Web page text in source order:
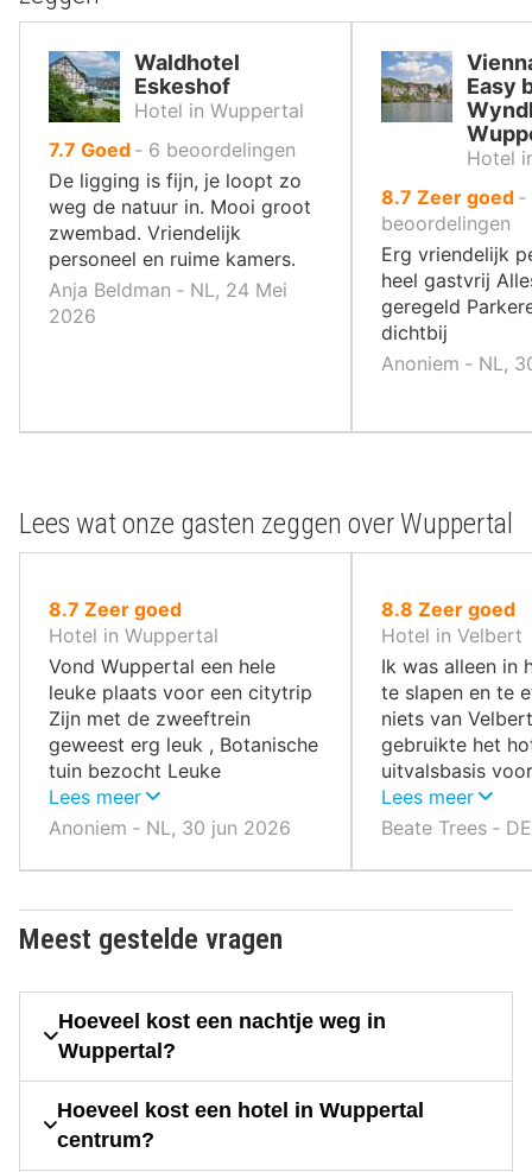
Waldhotel
Eskeshof
Hotel in Wuppertal
7.7 uit
10
,
Goed ‐ 6 beoordelingen
De ligging is fijn, je loopt zo
weg de natuur in. Mooi groot
zwembad. Vriendelijk
personeel en ruime kamers.
Anja Beldman ‐ NL, 24 Mei
2026
Easy
Hotel
8.7 uit
10
Zeer goed ‐
beoordelingen
Erg vriendelijk
heel gastvrij
geregeld
dichtbij
Anoniem ‐ NL,
Lees wat onze gasten zeggen over Wuppertal
8.7 uit
10
,
Zeer goed
Hotel in Wuppertal
Vond Wuppertal een hele
leuke plaats voor een citytrip
Zijn met de zweeftrein
geweest erg leuk , Botanische
tuin bezocht Leuke
restaurants geweest , heerlijk
gegeten en alles prima te
Lees meer
Anoniem ‐ NL, 30 jun 2026
8.8 uit
10
,
Zeer goed
Hotel in Velbert
Ik was alleen in
te slapen en te
niets van
gebruikte het
uitvalsbasis
en Essen.
Lees meer
Beate Trees ‐
Meest gestelde vragen
Hoeveel kost een nachtje weg in
Wuppertal?
Hoeveel kost een hotel in Wuppertal
centrum?